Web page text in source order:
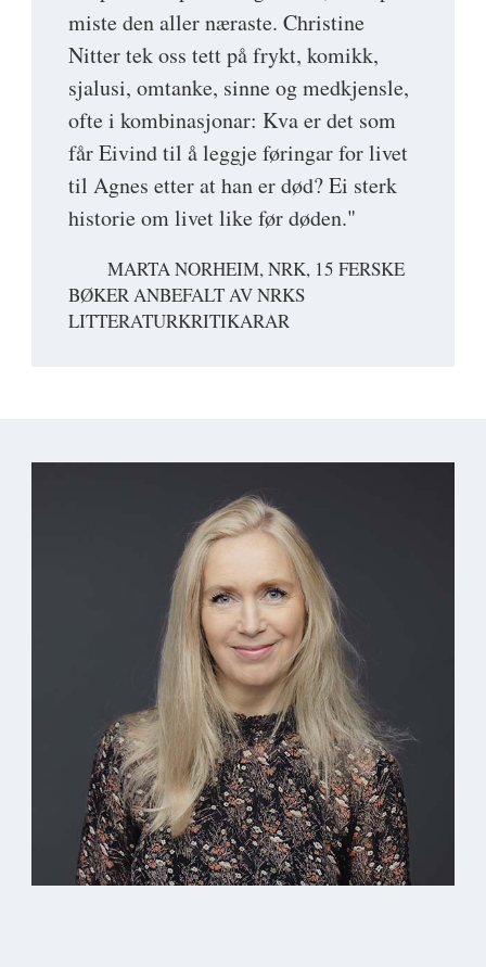
miste den aller næraste. Christine
Nitter tek oss tett på frykt, komikk,
sjalusi, omtanke, sinne og medkjensle,
ofte i kombinasjonar: Kva er det som
får Eivind til å leggje føringar for livet
til Agnes etter at han er død? Ei sterk
historie om livet like før døden."
MARTA NORHEIM, NRK, 15 FERSKE
BØKER ANBEFALT AV NRKS
LITTERATURKRITIKARAR